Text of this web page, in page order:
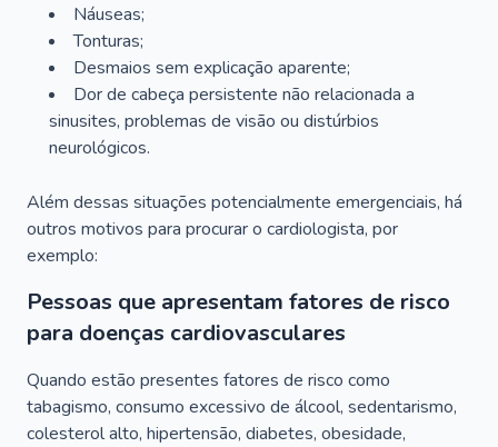
Náuseas;
Tonturas;
Desmaios sem explicação aparente;
Dor de cabeça persistente não relacionada a
sinusites, problemas de visão ou distúrbios
neurológicos.
Além dessas situações potencialmente emergenciais, há
outros motivos para procurar o cardiologista, por
exemplo:
Pessoas que apresentam fatores de risco
para doenças cardiovasculares
Quando estão presentes fatores de risco como
tabagismo, consumo excessivo de álcool, sedentarismo,
colesterol alto, hipertensão, diabetes, obesidade,